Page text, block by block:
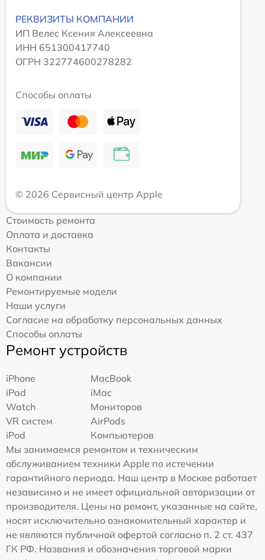
РЕКВИЗИТЫ КОМПАНИИ
ИП Велес Ксения Алексеевна
ИНН 651300417740
ОГРН 322774600278282
Способы оплаты
© 2026 Сервисный центр Apple
Стоимость ремонта
Оплата и доставка
Контакты
Вакансии
О компании
Ремонтируемые модели
Наши услуги
Согласие на обработку персональных данных
Способы оплаты
Ремонт устройств
iPhone
MacBook
iPad
iMac
Watch
Мониторов
VR систем
AirPods
iPod
Компьютеров
Мы занимаемся ремонтом и техническим
обслуживанием техники Apple по истечении
гарантийного периода. Наш центр в Москве работает
независимо и не имеет официальной авторизации от
производителя. Цены на ремонт, указанные на сайте,
носят исключительно ознакомительный характер и
не являются публичной офертой согласно п. 2 ст. 437
ГК РФ. Названия и обозначения торговой марки